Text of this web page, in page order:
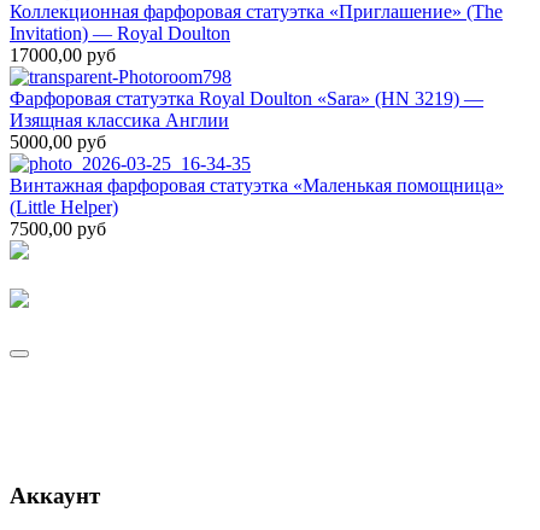
Коллекционная фарфоровая статуэтка «Приглашение» (The
Invitation) — Royal Doulton
17000,00 руб
Фарфоровая статуэтка Royal Doulton «Sara» (HN 3219) —
Изящная классика Англии
5000,00 руб
Винтажная фарфоровая статуэтка «Маленькая помощница»
(Little Helper)
7500,00 руб
Аккаунт